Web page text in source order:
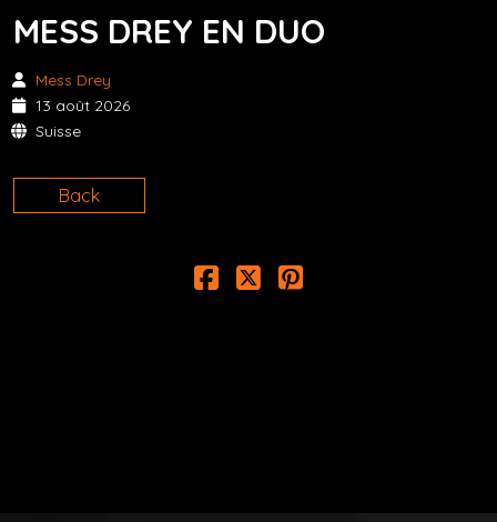
MESS DREY EN DUO
Mess Drey
13 août 2026
Suisse
Back